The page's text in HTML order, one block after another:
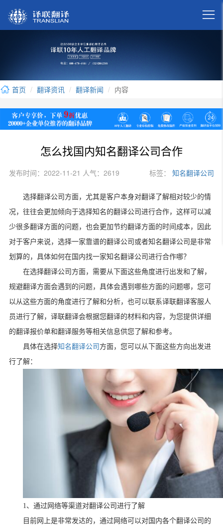

首页 翻译资讯 翻译新闻 内容
怎么找国内知名翻译公司合作
发布时间：2022-11-21 人气：2619 标签： 知名翻译公司
选择翻译公司方面，尤其是客户本身对翻译了解相对较少的情
况，往往会更加倾向于选择知名的翻译公司进行合作，这样可以减
少很多翻译方面的问题，也会更加节约翻译方面的时间成本，因此
对于客户来说，选择一家靠谱的翻译公司或者知名翻译公司是非常
划算的，具体如何在国内找一家知名翻译公司进行合作哪？
在选择翻译公司方面，需要从下面这些角度进行出发和了解，
规避翻译方面会遇到的问题，具体会遇到哪些方面的问题哪，您可
以从这些方面的角度进行了解和分析，也可以联系译联翻译客服人
员进行了解，译联翻译会根据您翻译的材料和内容，为您提供详细
的翻译报价单和翻译服务等相关信息供您了解和参考。
具体在选择知名翻译公司 方面，您可以从下面这些方向出发进
行了解：
1 、通过网络等渠道对翻译公司进行了解
目前网上是非常发达的，通过网络可以对国内各个翻译公司的